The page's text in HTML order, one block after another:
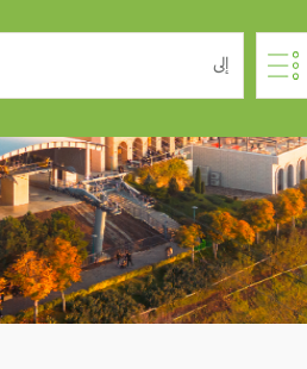
إلى